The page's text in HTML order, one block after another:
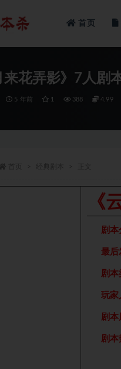
首页
来花弄影》7人剧
5 年前 1 388 4.99
《
剧本
最后
剧本
玩家
剧本
剧本